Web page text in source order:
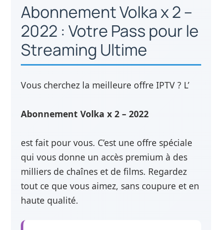
Abonnement Volka x 2 –
2022 : Votre Pass pour le
Streaming Ultime
Vous cherchez la meilleure offre IPTV ? L’
Abonnement Volka x 2 – 2022
est fait pour vous. C’est une offre spéciale
qui vous donne un accès premium à des
milliers de chaînes et de films. Regardez
tout ce que vous aimez, sans coupure et en
haute qualité.